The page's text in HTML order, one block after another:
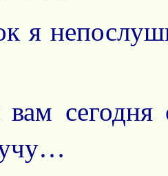
я
сегодня